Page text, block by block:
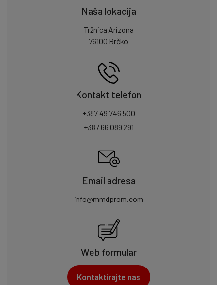
Naša lokacija
Tržnica Arizona
76100 Brčko
Kontakt telefon
+387 49 746 500
+387 66 089 291
Email adresa
info@mmdprom.com
Web formular
Kontaktirajte nas